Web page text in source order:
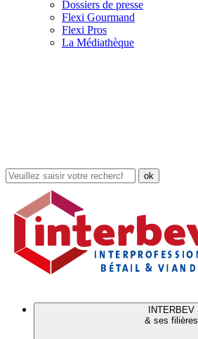
Dossiers de presse
Flexi Gourmand
Flexi Pros
La Médiathèque
Rechercher
dans
site
INTERBEV
& ses filières